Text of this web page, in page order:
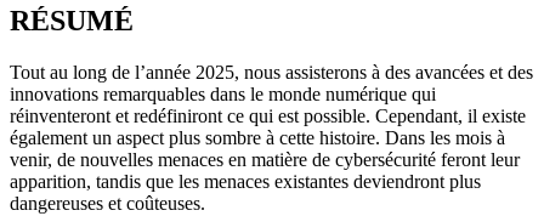
RÉSUMÉ
Tout au long de l’année 2025, nous assisterons à des avancées et des
innovations remarquables dans le monde numérique qui
réinventeront et redéfiniront ce qui est possible. Cependant, il existe
également un aspect plus sombre à cette histoire. Dans les mois à
venir, de nouvelles menaces en matière de cybersécurité feront leur
apparition, tandis que les menaces existantes deviendront plus
dangereuses et coûteuses.